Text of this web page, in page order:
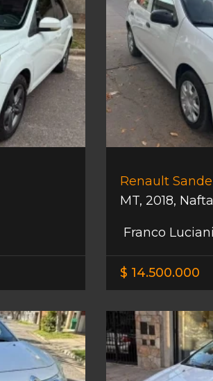
Renault
MT, 2018, Nafta
Franco Luciani
$ 14.500.000